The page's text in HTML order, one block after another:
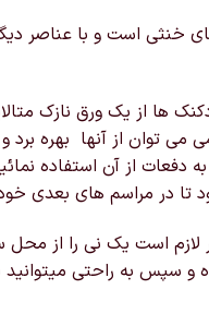
خنثی است و با عناصر
ها از یک ورق نازک
توان از آنها بهره
دفعات از آن استفاده
تا در مراسم های بعدی
لازم است یک نی را از
و سپس به راحتی